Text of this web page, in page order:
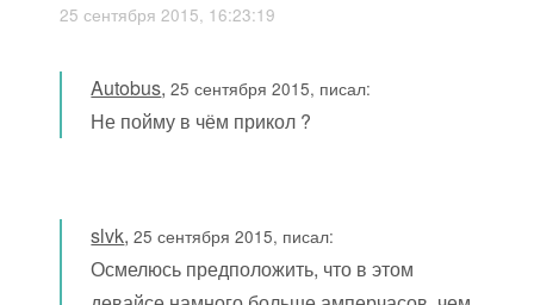
25 сентября 2015, 16:23:19
Autobus,25 сентября 2015, писал:
Не пойму в чём прикол ?
slvk,25 сентября 2015, писал:
Осмелюсь предположить, что в этом